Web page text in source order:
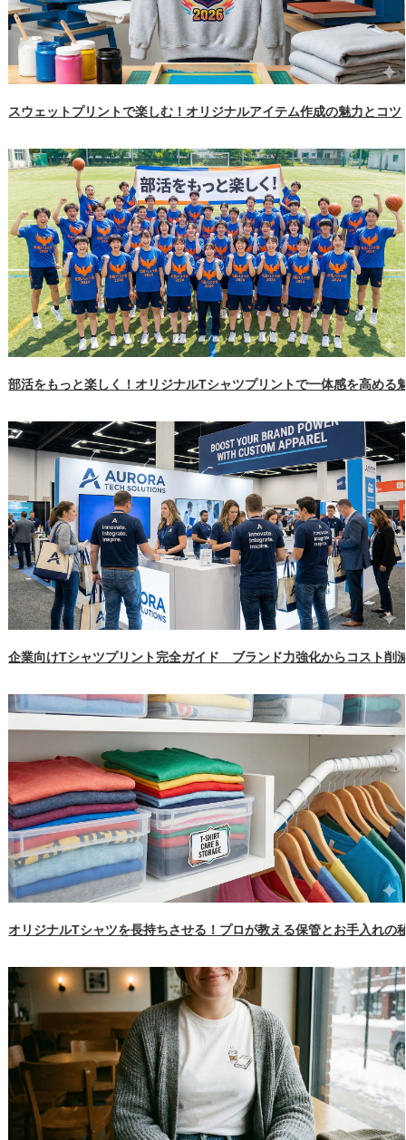
スウェットプリントで楽しむ！オリジナルアイテム作成の魅力とコツ
部活をもっと楽しく！オリジナルTシャツプリントで一体感を高める
企業向けTシャツプリント完全ガイド ブランド力強化からコスト削
オリジナルTシャツを長持ちさせる！プロが教える保管とお手入れの